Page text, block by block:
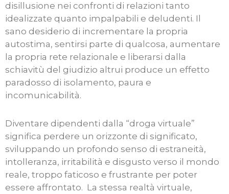
disillusione nei confronti di relazioni tanto
idealizzate quanto impalpabili e deludenti. Il
sano desiderio di incrementare la propria
autostima, sentirsi parte di qualcosa, aumentare
la propria rete relazionale e liberarsi dalla
schiavitù del giudizio altrui produce un effetto
paradosso di isolamento, paura e
incomunicabilità.
Diventare dipendenti dalla “droga virtuale”
significa perdere un orizzonte di significato,
sviluppando un profondo senso di estraneità,
intolleranza, irritabilità e disgusto verso il mondo
reale, troppo faticoso e frustrante per poter
essere affrontato. La stessa realtà virtuale,